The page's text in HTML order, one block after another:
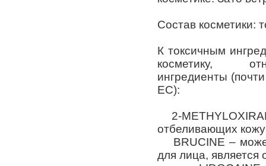
Состав косметики:
К токсичным
косметику,
ингредиенты
ЕС):
2-
отбеливающих
BRUCINE –
для лица,